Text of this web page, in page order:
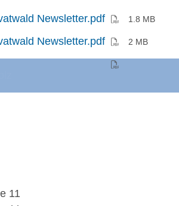
Newsletter.pdf(PDF)1.8 MB
Newsletter.pdf(PDF)2 MB
(PDF)
11